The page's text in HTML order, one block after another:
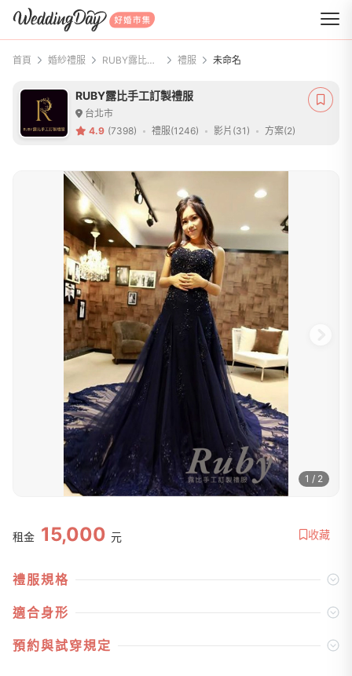
WeddingDay 好婚市集
首頁 婚紗禮服 RUBY露比手工訂製禮服 禮服 未命名
RUBY露比手工訂製禮服
台北市
4.9 (7398) 禮服(1246) 影片(31) 方案(2)
1 / 2
租金 15,000 元 收藏
禮服規格
適合身形
預約與試穿規定